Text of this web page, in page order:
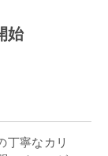
始
丁寧なカリ